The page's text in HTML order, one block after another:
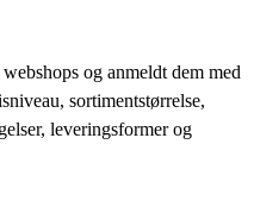
og anmeldt dem med
sortimentstørrelse,
leveringsformer og